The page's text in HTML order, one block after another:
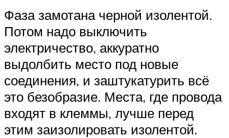
Фаза замотана черной изолентой.
Потом надо выключить
электричество, аккуратно
выдолбить место под новые
соединения, и заштукатурить всё
это безобразие. Места, где провода
входят в клеммы, лучше перед
этим заизолировать изолентой.